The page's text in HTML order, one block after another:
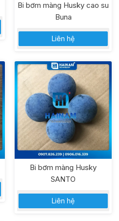
Bi bơm màng Husky cao su
Buna
Liên hệ
Bi bơm màng Husky
SANTO
Liên hệ